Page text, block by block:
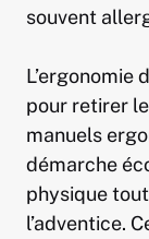
souvent
L’ergonomie
pour retirer
manuels
démarche
physique
l’adventice.